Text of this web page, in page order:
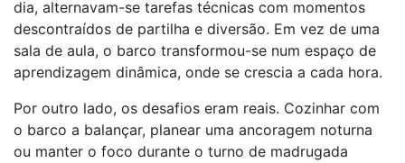
dia, alternavam-se tarefas técnicas com momentos
descontraídos de partilha e diversão. Em vez de uma
sala de aula, o barco transformou-se num espaço de
aprendizagem dinâmica, onde se crescia a cada hora.
Por outro lado, os desafios eram reais. Cozinhar com
o barco a balançar, planear uma ancoragem noturna
ou manter o foco durante o turno de madrugada